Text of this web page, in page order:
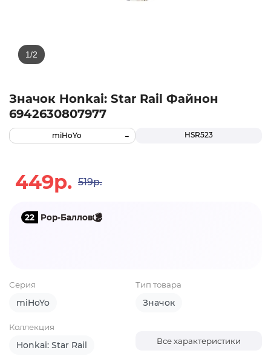
Значок Honkai: Star Rail Файнон
6942630807977
HSR523
miHoYo
449р. 519р.
22 Pop-Баллов
Серия
miHoYo
Тип товара
Значок
Коллекция
Honkai: Star Rail Все характеристики